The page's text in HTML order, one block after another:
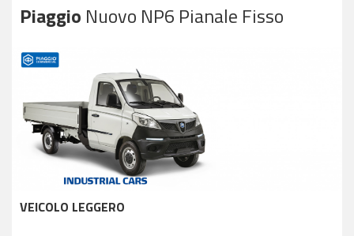
Piaggio Nuovo NP6 Pianale Fisso
VEICOLO LEGGERO